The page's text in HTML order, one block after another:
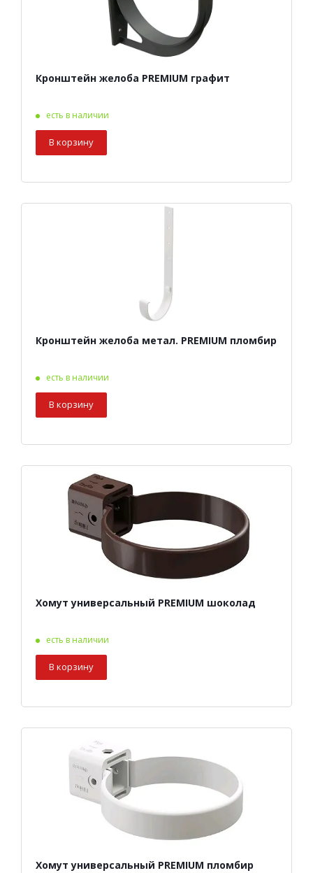
Кронштейн желоба PREMIUM графит
есть в наличии
В корзину
Кронштейн желоба метал. PREMIUM пломбир
есть в наличии
В корзину
Хомут универсальный PREMIUM шоколад
есть в наличии
В корзину
Хомут универсальный PREMIUM пломбир